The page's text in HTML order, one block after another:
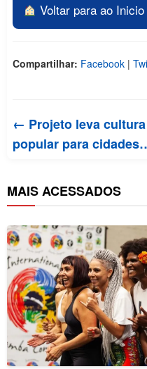
Voltar para ao Inicio
Compartilhar: Facebook |
← Projeto leva cultura
popular para
MAIS ACESSADOS